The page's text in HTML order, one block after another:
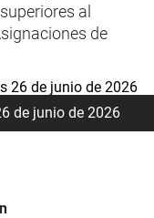
al
de
de junio de 2026